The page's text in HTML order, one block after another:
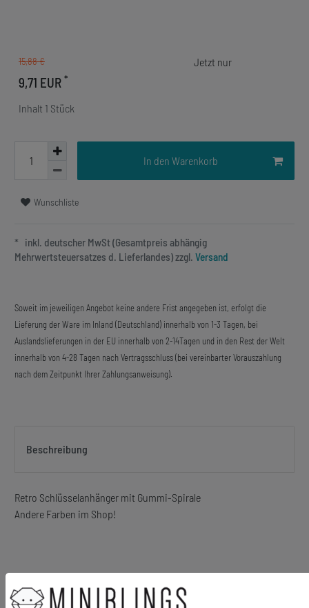
15,88 €
9,71 EUR *
Inhalt 1 Stück
In den Warenkorb
Wunschliste
* inkl. deutscher MwSt (Gesamtpreis abhängig
Mehrwertsteuersatzes d. Lieferlandes) zzgl. Versand
Soweit im jeweiligen Angebot keine andere Frist angegeben ist, erfolgt die
Lieferung der Ware im Inland (Deutschland) innerhalb von 1-3 Tagen, bei
Auslandslieferungen in der EU innerhalb von 2-14Tagen und in den Rest der Welt
innerhalb von 4-28 Tagen nach Vertragsschluss (bei vereinbarter Vorauszahlung
nach dem Zeitpunkt Ihrer Zahlungsanweisung).
Beschreibung
Retro Schlüsselanhänger mit Gummi-Spirale
Andere Farben im Shop!
Material Anhänger: Gummi